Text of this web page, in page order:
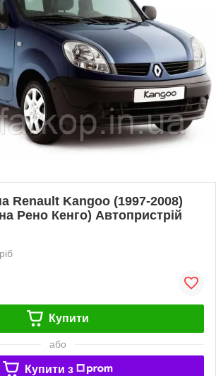
Renault Kangoo (1997-2008)
Рено Кенго) Автопристрій
Купити
або
Купити з